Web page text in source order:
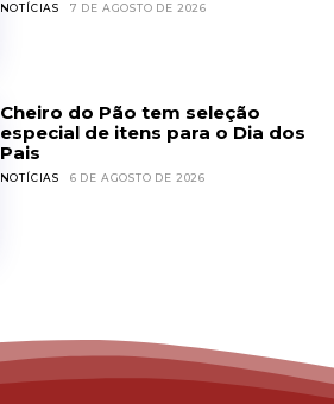
NOTÍCIAS 7 DE AGOSTO DE 2026
Cheiro do Pão tem seleção
especial de itens para o Dia dos
Pais
NOTÍCIAS 6 DE AGOSTO DE 2026